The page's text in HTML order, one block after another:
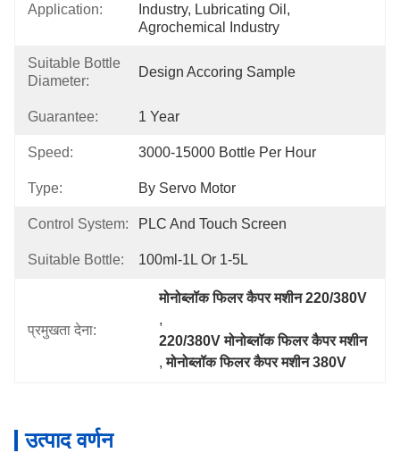
Application:
Industry, Lubricating Oil,
Agrochemical Industry
Suitable Bottle
Diameter:
Design Accoring Sample
Guarantee: 1 Year
Speed: 3000-15000 Bottle Per Hour
Type: By Servo Motor
Control System: PLC And Touch Screen
Suitable Bottle: 100ml-1L Or 1-5L
प्रमुखता देना:
मोनोब्लॉक फिलर कैपर मशीन 220/380V
,
220/380V मोनोब्लॉक फिलर कैपर मशीन
, मोनोब्लॉक फिलर कैपर मशीन 380V
उत्पाद वर्णन